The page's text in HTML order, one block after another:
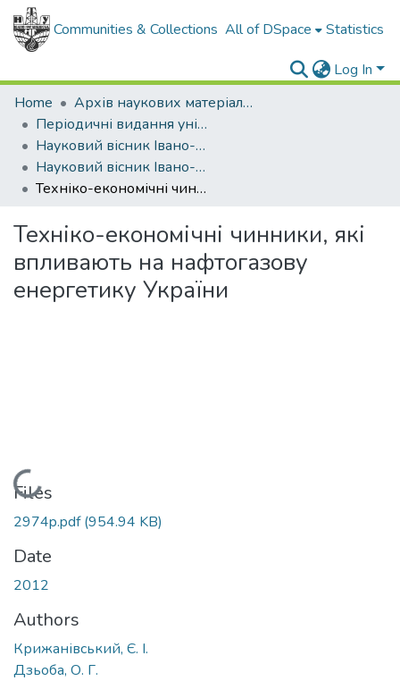
Communities & Collections All of DSpace Statistics
Log In
Home
Архів наукових матеріалів
Періодичні видання університету
Науковий вісник Івано-Франківського національного технічного університету нафти і газу
Науковий вісник Івано-Франківського національного технічного університету нафти і газу - 2012 - №1
Техніко-економічні чинники, які впливають на нафтогазову енергетику України
Техніко-економічні чинники, які
впливають на нафтогазову
енергетику України
Loading...
Files
2974p.pdf(954.94 KB)
Date
2012
Authors
Крижанівський, Є. І.
Дзьоба, О. Г.